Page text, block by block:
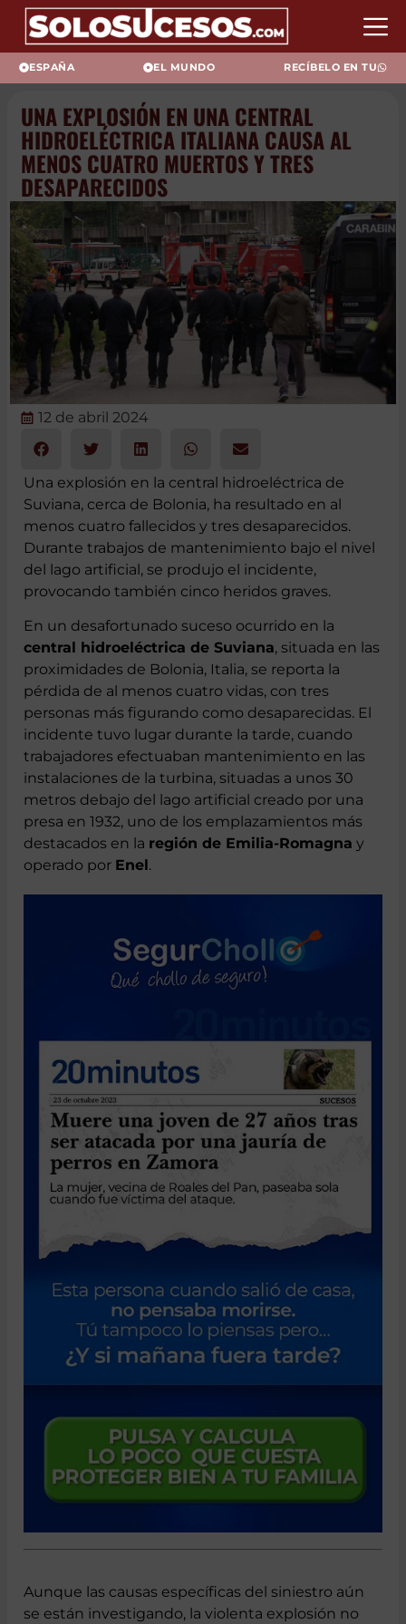
ESPAÑA EL MUNDO RECÍBELO EN TU
UNA EXPLOSIÓN EN UNA
CENTRAL HIDROELÉCTRICA
ITALIANA CAUSA AL MENOS
CUATRO MUERTOS Y TRES
DESAPARECIDOS
12 de abril 2024
Una explosión en la central hidroeléctrica de
Suviana, cerca de Bolonia, ha resultado en al
menos cuatro fallecidos y tres desaparecidos.
Durante trabajos de mantenimiento bajo el nivel
del lago artificial, se produjo el incidente,
En un desafortunado suceso ocurrido en la
central hidroeléctrica de Suviana, situada en las
proximidades de Bolonia, Italia, se reporta la
pérdida de al menos cuatro vidas, con tres
personas más figurando como desaparecidas. El
incidente tuvo lugar durante la tarde, cuando
trabajadores efectuaban mantenimiento en las
instalaciones de la turbina, situadas a unos 30
metros debajo del lago artificial creado por una
presa en 1932, uno de los emplazamientos más
destacados en laregión de Emilia-Romagna
Aunque las causas específicas del siniestro aún